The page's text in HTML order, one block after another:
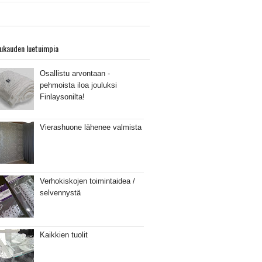
luetuimpia
Osallistu arvontaan -
pehmoista iloa jouluksi
Finlaysonilta!
Vierashuone lähenee valmista
Verhokiskojen toimintaidea /
selvennystä
Kaikkien tuolit